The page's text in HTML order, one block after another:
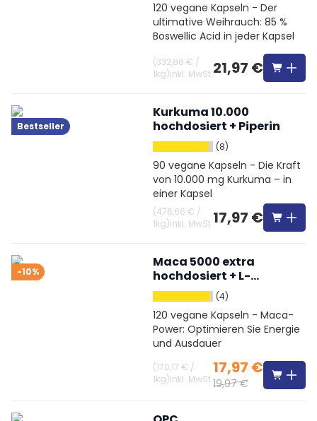
120 vegane Kapseln - Der
ultimative Weihrauch: 85 %
Boswellic Acid in jeder Kapsel
(332,88 € /
1kg)inkl. MwSt 21,97 €
Bestseller
Kurkuma 10.000
hochdosiert + Piperin
(8)
90 vegane Kapseln - Die Kraft
von 10.000 mg Kurkuma – in
einer Kapsel
(476,66 € /
1kg)inkl. MwSt 17,97 €
-10%
Maca 5000 extra
hochdosiert + L-
Arginin + OPC +
Vitamine + Zink
(4)
120 vegane Kapseln - Maca-
Power: Optimieren Sie Energie
und Ausdauer
(170,17 € /
1kg)inkl. MwSt
17,97 €
19,97 €